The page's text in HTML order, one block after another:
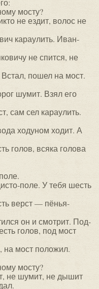
мосту?
не ездит, волос не
караулить. Иван-
не спится, не
пошел на мост.
шумит. Взял его
сам сел караулить.
ходуном ходит. А
голов, всяка голова
поле. У тебя шесть
верст — пёнья-
он и смотрит. Под-
голов, под мост
на мост положил.
мосту?
не шумит, не дышит